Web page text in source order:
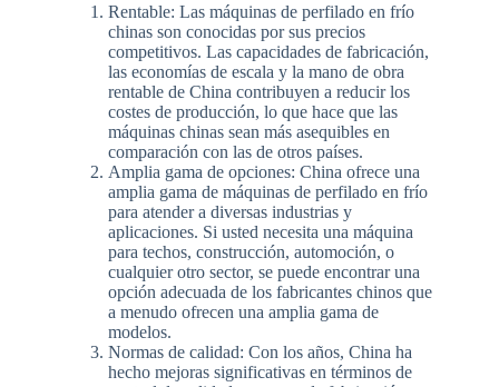
Rentable: Las máquinas de perfilado en frío
chinas son conocidas por sus precios
competitivos. Las capacidades de fabricación,
las economías de escala y la mano de obra
rentable de China contribuyen a reducir los
costes de producción, lo que hace que las
máquinas chinas sean más asequibles en
comparación con las de otros países.
Amplia gama de opciones: China ofrece una
amplia gama de máquinas de perfilado en frío
para atender a diversas industrias y
aplicaciones. Si usted necesita una máquina
para techos, construcción, automoción, o
cualquier otro sector, se puede encontrar una
opción adecuada de los fabricantes chinos que
a menudo ofrecen una amplia gama de
modelos.
Normas de calidad: Con los años, China ha
hecho mejoras significativas en términos de